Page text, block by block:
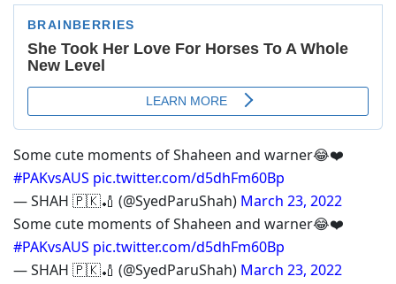
Some cute moments of Shaheen and warner😂❤️
#PAKvsAUS pic.twitter.com/d5dhFm60Bp
— SHAH 🇵🇰🏏 (@SyedParuShah) March 23, 2022
Some cute moments of Shaheen and warner😂❤️
#PAKvsAUS pic.twitter.com/d5dhFm60Bp
— SHAH 🇵🇰🏏 (@SyedParuShah) March 23, 2022